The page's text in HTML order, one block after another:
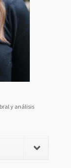
y análisis